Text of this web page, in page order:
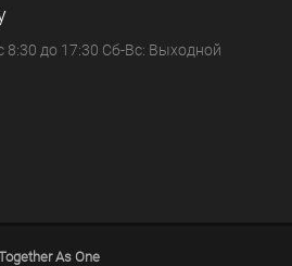
8:30 до 17:30 Сб-Вс: Выходной
As One